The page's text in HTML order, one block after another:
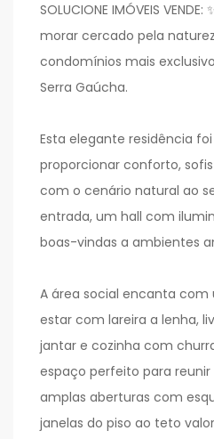
SOLUCIONE IMÓVEIS
morar cercado pela
condomínios mais
Serra Gaúcha.
Esta elegante residência
proporcionar conforto,
com o cenário natural ao
entrada, um hall com
boas-vindas a ambientes
A área social encanta com
estar com lareira a lenha,
jantar e cozinha com
espaço perfeito para
amplas aberturas com
janelas do piso ao teto